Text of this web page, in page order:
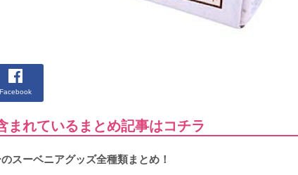
Facebook
まれているまとめ記事はコチラ
スーベニアグッズ全種類まとめ！